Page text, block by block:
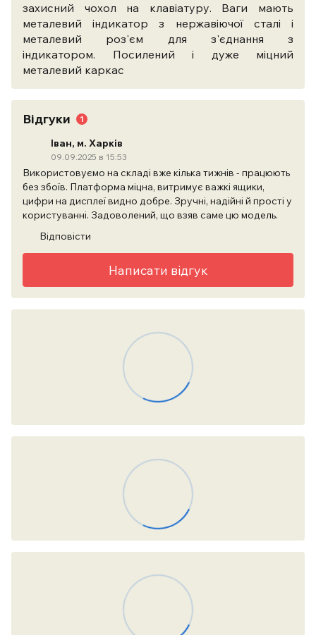
захисний чохол на клавіатуру. Ваги мають
металевий індикатор з нержавіючої сталі і
металевий роз'єм для з'єднання з
індикатором. Посилений і дуже міцний
металевий каркас
Відгуки 1
Іван, м. Харків
09.09.2025 в 15:53
Використовуємо на складі вже кілька тижнів - працюють
без збоїв. Платформа міцна, витримує важкі ящики,
цифри на дисплеї видно добре. Зручні, надійні й прості у
користуванні. Задоволений, що взяв саме цю модель.
Відповісти
Написати відгук